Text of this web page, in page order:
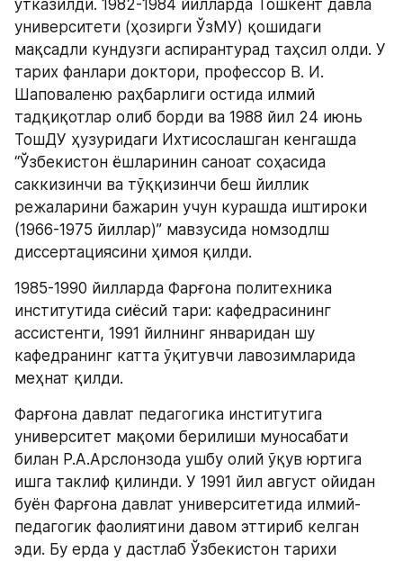
ўтказилди. 1982-1984 йилларда Тошкент давла
университети (ҳозирги ЎзМУ) қошидаги
мақсадли кундузги аспирантурад таҳсил олди. У
тарих фанлари доктори, профессор В. И.
Шаповаленю раҳбарлиги остида илмий
тадқиқотлар олиб борди ва 1988 йил 24 июнь
ТошДУ ҳузуридаги Ихтисослашган кенгашда
“Ўзбекистон ёшларинин саноат соҳасида
саккизинчи ва тўққизинчи беш йиллик
режаларини бажарин учун курашда иштироки
(1966-1975 йиллар)” мавзусида номзодлш
диссертациясини ҳимоя қилди.
1985-1990 йилларда Фарғона политехника
институтида сиёсий тари: кафедрасининг
ассистенти, 1991 йилнинг январидан шу
кафедранинг катта ўқитувчи лавозимларида
меҳнат қилди.
Фарғона давлат педагогика институтига
университет мақоми берилиши муносабати
билан Р.А.Арслонзода ушбу олий ўқув юртига
ишга таклиф қилинди. У 1991 йил август ойидан
буён Фарғона давлат университетида илмий-
педагогик фаолиятини давом эттириб келган
эди. Бу ерда у дастлаб Ўзбекистон тарихи